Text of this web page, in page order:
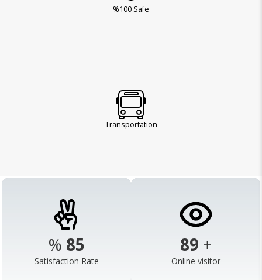
%100 Safe
Transportation
% 98
Satisfaction Rate
103 +
Online visitor